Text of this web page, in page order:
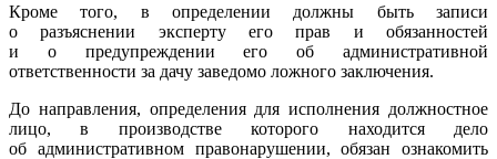
Кроме того, в определении должны быть записи
о разъяснении эксперту его прав и обязанностей
и о предупреждении его об административной
ответственности за дачу заведомо ложного заключения.
До направления, определения для исполнения должностное
лицо, в производстве которого находится дело
об административном правонарушении, обязан ознакомить